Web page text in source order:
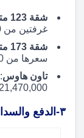
شقة 123 متر
غرفتين من 11,106,000 جنيه مصري.
شقة 173 متر
سعرها من 16,500,000 جنيه مصري.
تاون هاوس
21,470,000 جنيه
٣- الدفع